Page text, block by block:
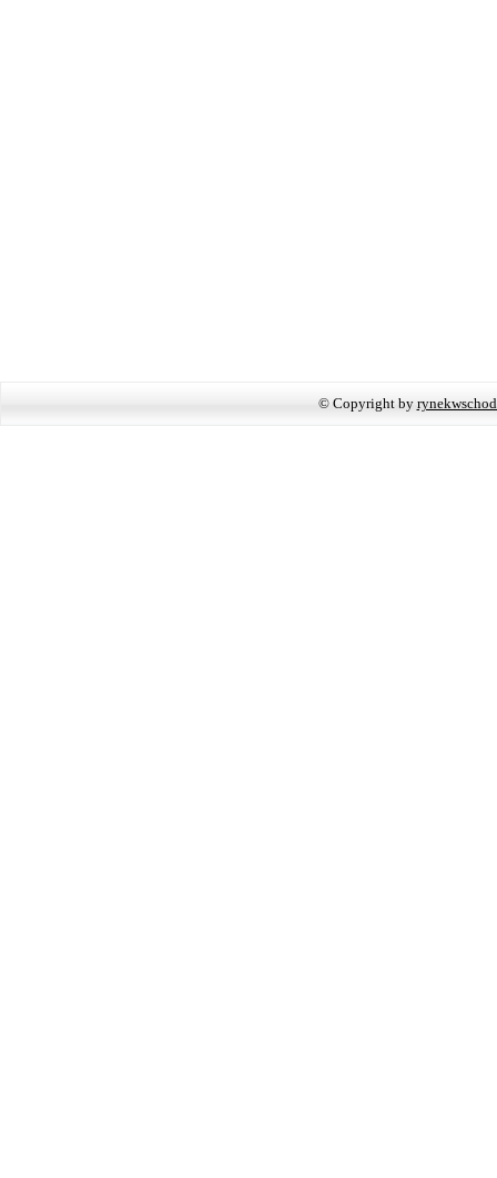
© Copyright by